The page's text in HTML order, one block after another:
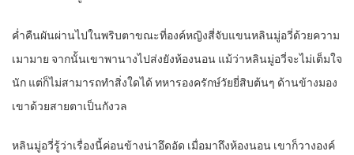
ค่ำคืนผันผ่านไปในพริบตาขณะที่องค์หญิงสี่จับแขนหลินมู่อวี่ด้วยความ
เมามาย จากนั้นเขาพานางไปส่งยังห้องนอน แม้ว่าหลินมู่อวี่จะไม่เต็มใจ
นัก แต่ก็ไม่สามารถทำสิ่งใดได้ ทหารองครักษ์วัยยี่สิบต้นๆ ด้านข้างมอง
เขาด้วยสายตาเป็นกังวล
หลินมู่อวี่รู้ว่าเรื่องนี้ค่อนข้างน่าอึดอัด เมื่อมาถึงห้องนอน เขาก็วางองค์